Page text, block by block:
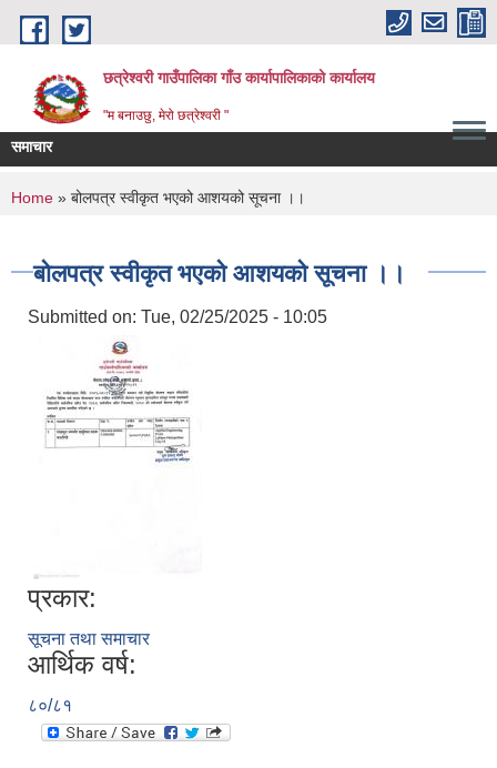
Skip to main content
छत्रेश्वरी गाउँपालिका गाँउ कार्यापालिकाको कार्यालय
"म बनाउछु, मेरो छत्रेश्वरी "
समाचार
You are here
Home » बोलपत्र स्वीकृत भएको आशयको सूचना ।।
बोलपत्र स्वीकृत भएको आशयको सूचना ।।
Submitted on: Tue, 02/25/2025 - 10:05
प्रकार:
सूचना तथा समाचार
आर्थिक वर्ष:
८०/८१